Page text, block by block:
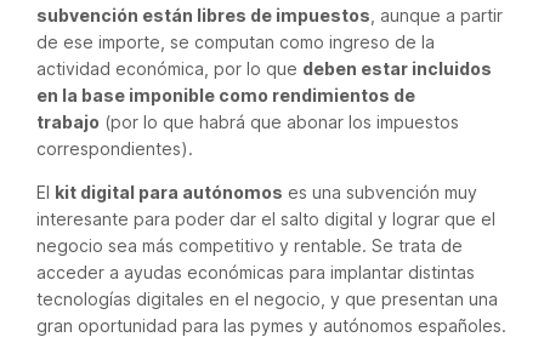
subvención están libres de impuestos , aunque a partir
de ese importe, se computan como ingreso de la
actividad económica, por lo que deben estar incluidos
en la base imponible como rendimientos de
trabajo (por lo que habrá que abonar los impuestos
correspondientes).
El kit digital para autónomos es una subvención muy
interesante para poder dar el salto digital y lograr que el
negocio sea más competitivo y rentable. Se trata de
acceder a ayudas económicas para implantar distintas
tecnologías digitales en el negocio, y que presentan una
gran oportunidad para las pymes y autónomos españoles.